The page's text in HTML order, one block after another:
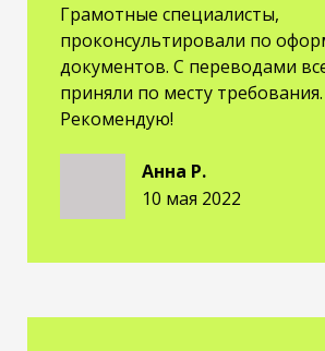
Грамотные специалисты,
проконсультировали по
документов. С переводами
приняли по месту требования.
Рекомендую!
Анна Р.
10 мая 2022